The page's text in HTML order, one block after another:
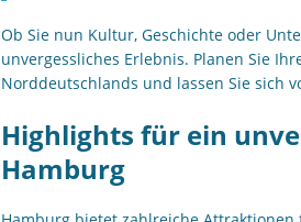
Ob Sie nun Kultur, Geschichte oder
unvergessliches Erlebnis. Planen Sie
Norddeutschlands und lassen Sie sich
Highlights für ein
Hamburg